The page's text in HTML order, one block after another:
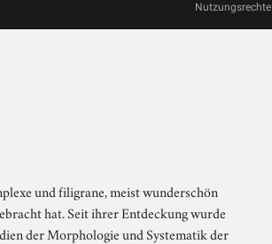
Nutzungsrechte
und filigrane, meist wunderschön
hat. Seit ihrer Entdeckung wurde
der Morphologie und Systematik der